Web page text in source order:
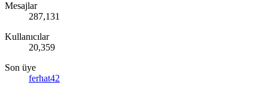
Mesajlar
287,131
Kullanıcılar
20,359
Son üye
ferhat42